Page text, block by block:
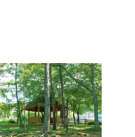
その他施設 ごはん